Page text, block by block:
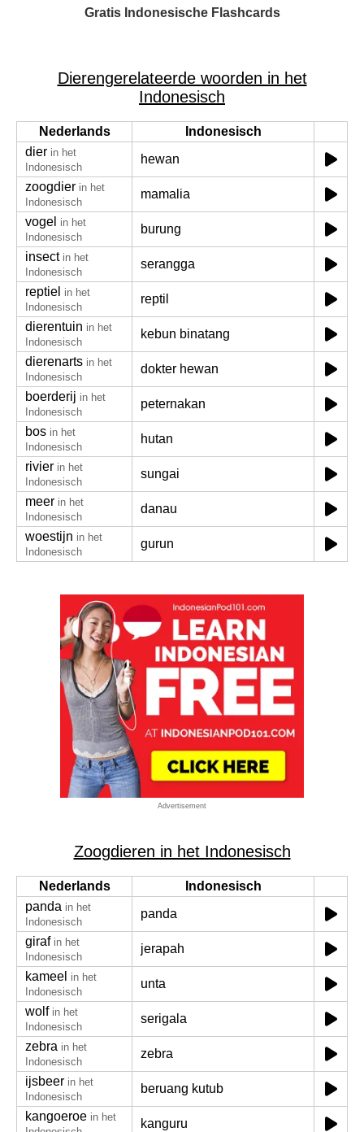
Gratis Indonesische Flashcards
Dierengerelateerde woorden in het
Indonesisch
Nederlands
Indonesisch
dier in het
Indonesisch
hewan
zoogdier in het
Indonesisch
mamalia
vogel in het
Indonesisch
burung
insect in het
Indonesisch
serangga
reptiel in het
Indonesisch
reptil
dierentuin in het
Indonesisch
kebun binatang
dierenarts in het
Indonesisch
dokter hewan
boerderij in het
Indonesisch
peternakan
bos in het
Indonesisch
hutan
rivier in het
Indonesisch
sungai
meer in het
Indonesisch
danau
woestijn in het
Indonesisch
gurun
Advertisement
Zoogdieren in het Indonesisch
Nederlands
Indonesisch
panda in het
Indonesisch
panda
giraf in het
Indonesisch
jerapah
kameel in het
Indonesisch
unta
wolf in het
Indonesisch
serigala
zebra in het
Indonesisch
zebra
ijsbeer in het
Indonesisch
beruang kutub
kangoeroe in het
kanguru